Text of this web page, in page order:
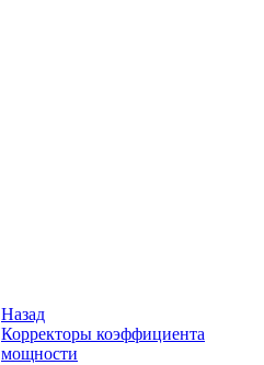
Назад
Корректоры коэффициента
мощности